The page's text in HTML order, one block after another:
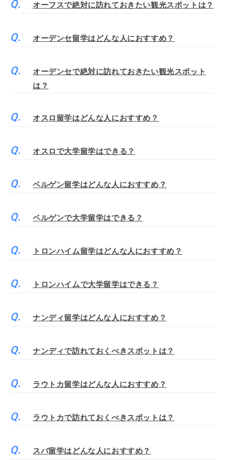
オーフスで絶対に訪れておきたい観光スポットは？
オーデンセ留学はどんな人におすすめ？
オーデンセで絶対に訪れておきたい観光スポット
は？
オスロ留学はどんな人におすすめ？
オスロで大学留学はできる？
ベルゲン留学はどんな人におすすめ？
ベルゲンで大学留学はできる？
トロンハイム留学はどんな人におすすめ？
トロンハイムで大学留学はできる？
ナンディ留学はどんな人におすすめ？
ナンディで訪れておくべきスポットは？
ラウトカ留学はどんな人におすすめ？
ラウトカで訪れておくべきスポットは？
スバ留学はどんな人におすすめ？